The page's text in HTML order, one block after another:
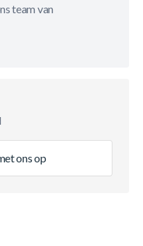
team van
ons op